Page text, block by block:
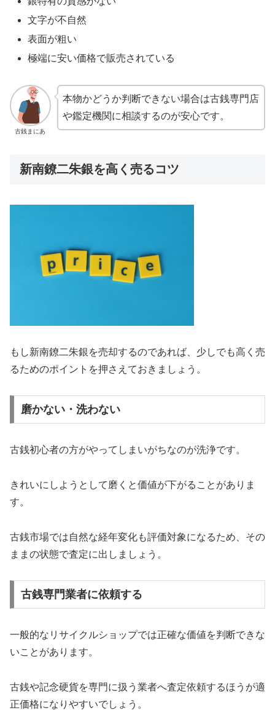
文字が不自然
表面が粗い
極端に安い価格で販売されている
古銭まにあ
本物かどうか判断できない場合は古銭専門店
や鑑定機関に相談するのが安心です。
新南鐐二朱銀を高く売るコツ
もし新南鐐二朱銀を売却するのであれば、少しでも高く売
るためのポイントを押さえておきましょう。
磨かない・洗わない
古銭初心者の方がやってしまいがちなのが洗浄です。
きれいにしようとして磨くと価値が下がることがありま
す。
古銭市場では自然な経年変化も評価対象になるため、その
ままの状態で査定に出しましょう。
古銭専門業者に依頼する
一般的なリサイクルショップでは正確な価値を判断できな
いことがあります。
古銭や記念硬貨を専門に扱う業者へ査定依頼するほうが適
正価格になりやすいでしょう。